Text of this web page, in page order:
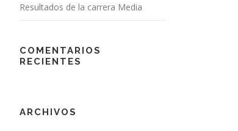
Resultados de la carrera Media
COMENTARIOS
RECIENTES
ARCHIVOS